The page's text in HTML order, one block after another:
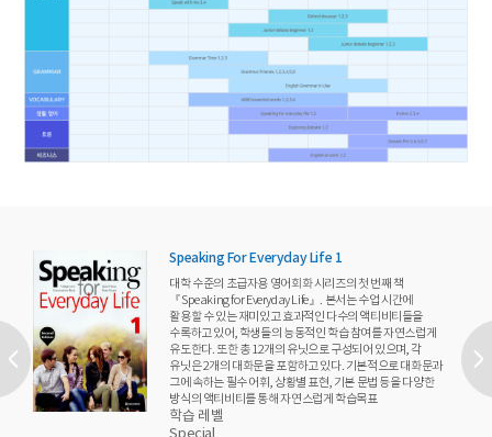
Speaking For Everyday Life 1
대학 수준의 초급자용 영어회화 시리즈의 첫 번째 책
『Speaking for Everyday Life』. 본서는 수업 시간에
활용할 수 있는 재미있고 효과적인 다수의 액티비티들을
수록하고 있어, 학생들의 능동적인 학습 참여를 자연스럽게
유도한다. 또한 총 12개의 유닛으로 구성되어 있으며, 각
유닛은 2개의 대화문을 포함하고 있다. 기본적으로 대화문과
그에 속하는 필수 어휘, 상황별 표현, 기본 문법 등을 다양한
방식의 액티비티를 통해 자연스럽게 학습목표
학습 레벨